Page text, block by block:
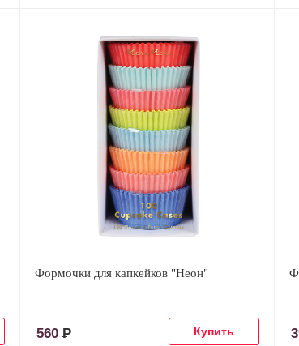
Формочки для капкейков "Неон"
560 Р